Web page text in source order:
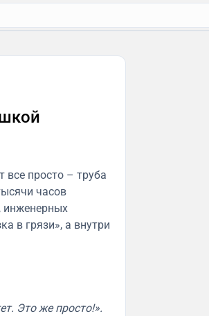
все просто – труба
часов
инженерных
в грязи», а внутри
Это же просто!».